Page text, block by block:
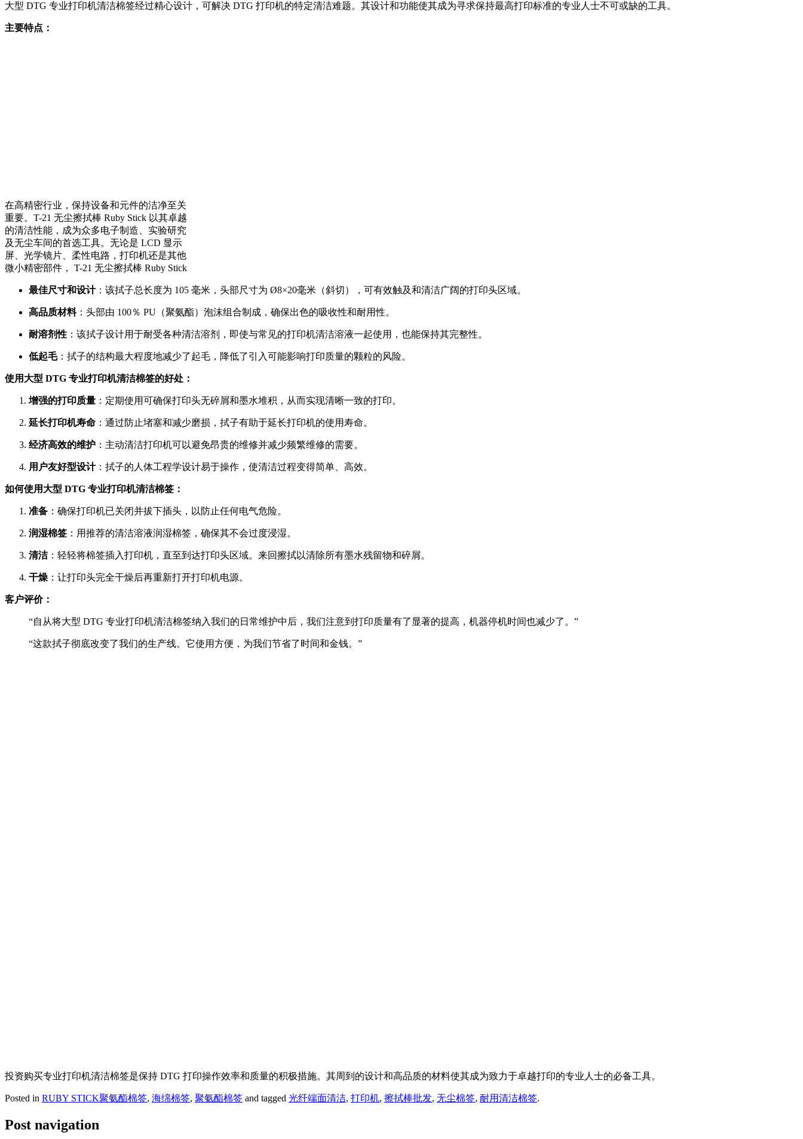
大型 DTG 专业打印机清洁棉签经过精心设计，可解决 DTG 打印机的特定清洁难题。其设计和功能使其成为寻求保持最高打印标准的专业人士不可或缺的工具。
主要特点：
在高精密行业，保持设备和元件的洁净至关
重要。T-21 无尘擦拭棒 Ruby Stick 以其卓越
的清洁性能，成为众多电子制造、实验研究
及无尘车间的首选工具。无论是 LCD 显示
屏、光学镜片、柔性电路，打印机还是其他
微小精密部件， T-21 无尘擦拭棒 Ruby Stick
最佳尺寸和设计：该拭子总长度为 105 毫米，头部尺寸为 Ø8×20毫米（斜切），可有效触及和清洁广阔的打印头区域。
高品质材料：头部由 100％ PU（聚氨酯）泡沫组合制成，确保出色的吸收性和耐用性。
耐溶剂性 ：该拭子设计用于耐受各种清洁溶剂，即使与常见的打印机清洁溶液一起使用，也能保持其完整性。
低起毛：拭子的结构最大程度地减少了起毛，降低了引入可能影响打印质量的颗粒的风险。
使用大型 DTG 专业打印机清洁棉签的好处：
增强的打印质量 ：定期使用可确保打印头无碎屑和墨水堆积，从而实现清晰一致的打印。
延长打印机寿命 ：通过防止堵塞和减少磨损，拭子有助于延长打印机的使用寿命。
经济高效的维护 ：主动清洁打印机可以避免昂贵的维修并减少频繁维修的需要。
用户友好型设计：拭子的人体工程学设计易于操作，使清洁过程变得简单、高效。
如何使用大型 DTG 专业打印机清洁棉签：
准备 ：确保打印机已关闭并拔下插头，以防止任何电气危险。
润湿棉签 ：用推荐的清洁溶液润湿棉签，确保其不会过度浸湿。
清洁：轻轻将棉签插入打印机，直至到达打印头区域。来回擦拭以清除所有墨水残留物和碎屑。
干燥 ：让打印头完全干燥后再重新打开打印机电源。
客户评价：
“自从将大型 DTG 专业打印机清洁棉签纳入我们的日常维护中后，我们注意到打印质量有了显著的提高，机器停机时间也减少了。”
“这款拭子彻底改变了我们的生产线。它使用方便，为我们节省了时间和金钱。”
投资购买专业打印机清洁棉签是保持 DTG 打印操作效率和质量的积极措施。其周到的设计和高品质的材料使其成为致力于卓越打印的专业人士的必备工具。
Posted in RUBY STICK聚氨酯棉签, 海绵棉签, 聚氨酯棉签 and tagged 光纤端面清洁, 打印机, 擦拭棒批发, 无尘棉签, 耐用清洁棉签.
Post navigation